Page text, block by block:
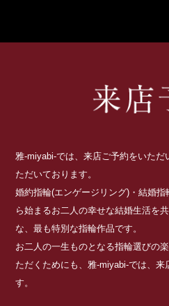
雅-miyabi-では、来店ご予約をいた
ただいております。
婚約指輪(エンゲージリング)・結婚
ら始まるお二人の幸せな結婚生活を
な、最も特別な指輪作品です。
お二人の一生ものとなる指輪選びの
ただくためにも、雅-miyabi-では、来
す。